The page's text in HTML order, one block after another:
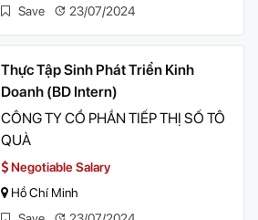
Save
23/07/2024
Thực Tập Sinh Phát Triển Kinh
Doanh (BD Intern)
CÔNG TY CỔ PHẦN TIẾP THỊ SỐ TÔ
QUÀ
Negotiable Salary
Hồ Chí Minh